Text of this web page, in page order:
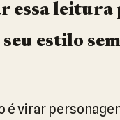
essa leitura
estilo
é virar